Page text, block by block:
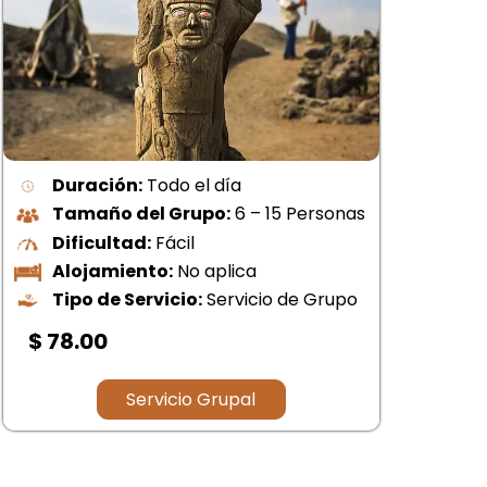
Duración:Todo el día
Tamaño del Grupo:
Dificultad:Fácil
Alojamiento:No aplica
Tipo de Servicio:
$ 35.00
Servicio Grupal